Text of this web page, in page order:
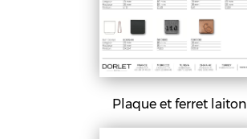
Plaque et ferret laiton